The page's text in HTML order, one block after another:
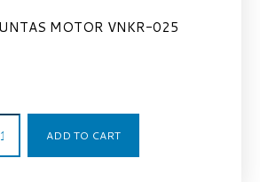
MOTOR VNKR-025
ADD TO CART